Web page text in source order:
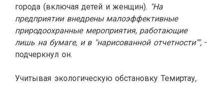
города (включая детей и женщин). "На
предприятии внедрены малоэффективные
природоохранные мероприятия, работающие
лишь на бумаге, и в "нарисованной отчетности"",-
подчеркнул он.
Учитывая экологическую обстановку Темиртау,